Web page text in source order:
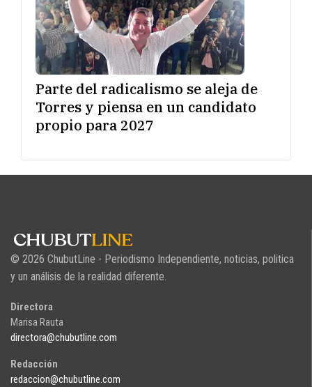
Parte del radicalismo se aleja de
Torres y piensa en un candidato
propio para 2027
© 2026 ChubutLine - Periodismo Independiente, noticias, politica
y un análisis de la realidad diferente.
Directora
Marisa Rauta
directora@chubutline.com
Redacción
redaccion@chubutline.com